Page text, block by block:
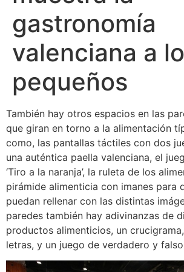
gastronomía
valenciana a
pequeños
También hay otros espacios en las
que giran en torno a la alimentación
como, las pantallas táctiles con dos
una auténtica paella valenciana, el
‘Tiro a la naranja’, la ruleta de los
pirámide alimenticia con imanes para
puedan rellenar con las distintas
paredes también hay adivinanzas de
productos alimenticios, un
letras, y un juego de verdadero y